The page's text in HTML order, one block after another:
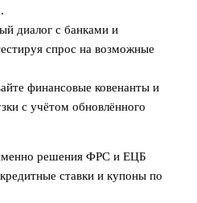
диалог с банками и
спрос на возможные
финансовые ковенанты и
с учётом обновлённого
решения ФРС и ЕЦБ
ставки и купоны по